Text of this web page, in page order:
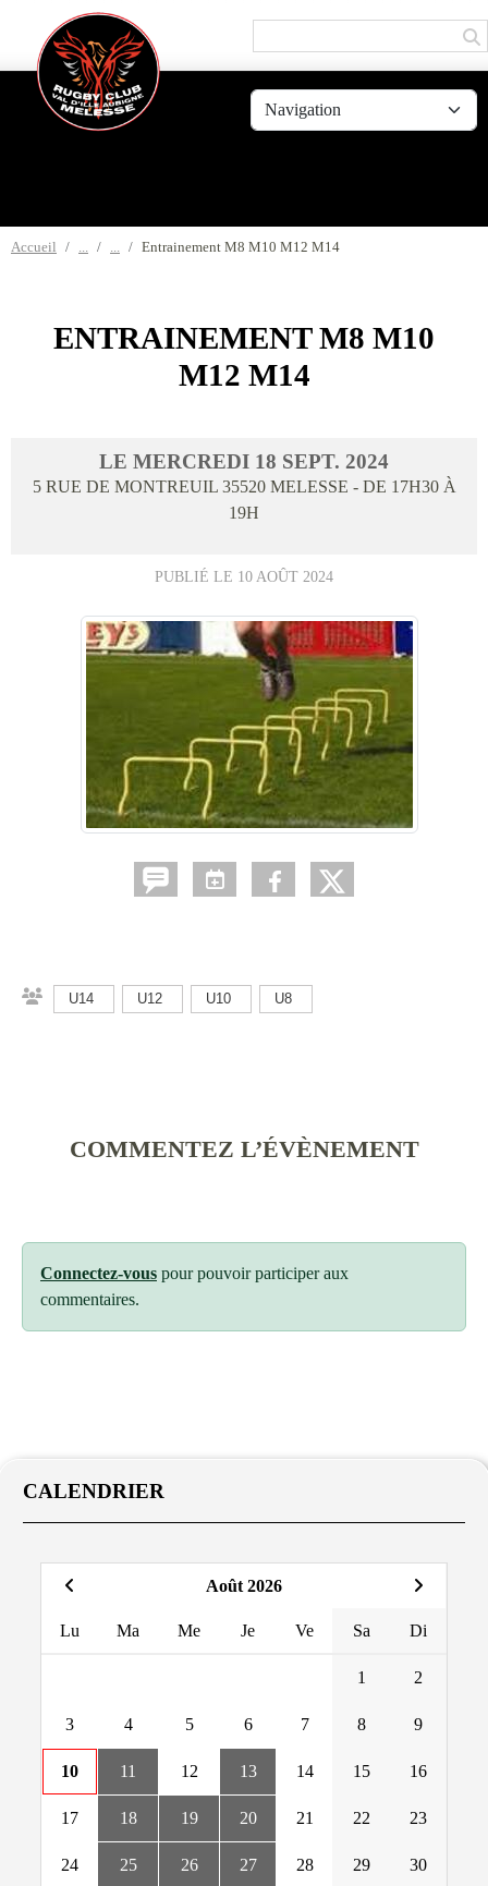
Accueil Entrainement M8 M10 M12 M14
ENTRAINEMENT M8 M10
M12 M14
LE MERCREDI 18 SEPT. 2024
5 RUE DE MONTREUIL 35520 MELESSE - DE 17H30 À
19H
PUBLIÉ LE 10 AOÛT 2024
U14 U12 U10 U8
COMMENTEZ L’ÉVÈNEMENT
Connectez-vous pour pouvoir participer aux
commentaires.
CALENDRIER
Août 2026
Lu Ma Me Je Ve Sa Di
1 2
3 4 5 6 7 8 9
10 11 12 13 14 15 16
17 18 19 20 21 22 23
24 25 26 27 28 29 30
Panneau de gestion des cookies